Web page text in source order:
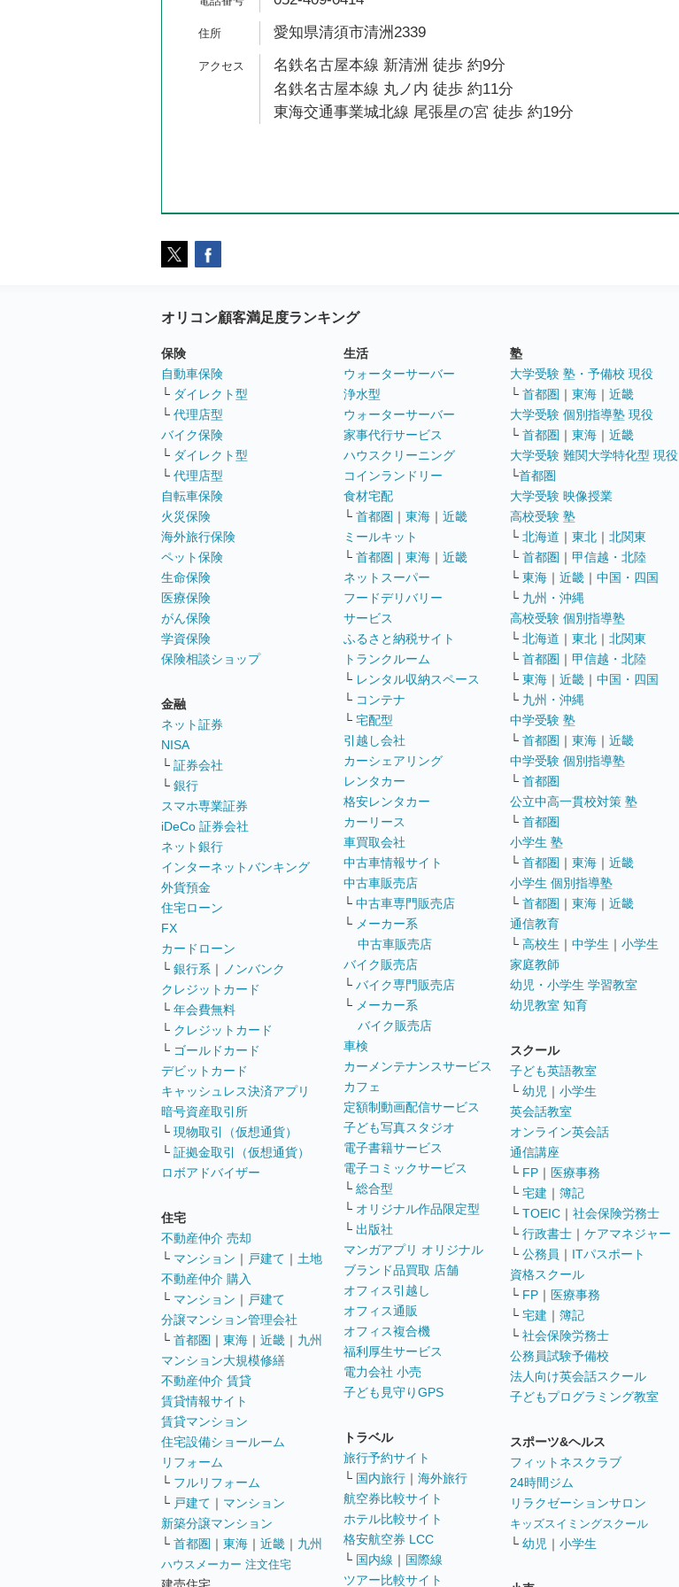
愛知県清須市清洲2339
名鉄名古屋本線 新清洲 徒歩 約9分
名鉄名古屋本線 丸ノ内 徒歩 約11分
東海交通事業城北線 尾張星の宮 徒歩 約19分
オリコン顧客満足度ランキング
保険
自動車保険
└ ダイレクト型
└ 代理店型
バイク保険
└ ダイレクト型
└ 代理店型
自転車保険
火災保険
海外旅行保険
ペット保険
生命保険
医療保険
がん保険
学資保険
保険相談ショップ
金融
ネット証券
NISA
└ 証券会社
└ 銀行
スマホ専業証券
iDeCo 証券会社
ネット銀行
インターネットバンキング
外貨預金
住宅ローン
FX
カードローン
└ 銀行系 ｜
ノンバンク
クレジットカード
└ 年会費無料
└ クレジットカード
└ ゴールドカード
デビットカード
キャッシュレス決済アプリ
暗号資産取引所
└ 現物取引（仮想通貨）
└ 証拠金取引（仮想通貨）
ロボアドバイザー
住宅
不動産仲介 売却
└ マンション ｜ 戸建て ｜ 土地
不動産仲介 購入
└ マンション ｜ 戸建て
分譲マンション管理会社
└ 首都圏 ｜ 東海 ｜ 近畿 ｜ 九州
マンション大規模修繕
不動産仲介 賃貸
賃貸情報サイト
賃貸マンション
住宅設備ショールーム
リフォーム
└ フルリフォーム
└ 戸建て ｜ マンション
新築分譲マンション
└ 首都圏 ｜ 東海 ｜ 近畿 ｜ 九州
ハウスメーカー 注文住宅
生活
ウォーターサーバー
浄水型
ウォーターサーバー
家事代行サービス
ハウスクリーニング
コインランドリー
食材宅配
└ 首都圏 ｜ 東海 ｜ 近畿
ミールキット
└ 首都圏 ｜ 東海 ｜ 近畿
ネットスーパー
フードデリバリー
サービス
ふるさと納税サイト
トランクルーム
└ レンタル収納スペース
└ コンテナ
└ 宅配型
引越し会社
カーシェアリング
レンタカー
格安レンタカー
カーリース
車買取会社
中古車情報サイト
中古車販売店
└ 中古車専門販売店
└ メーカー系
中古車販売店
バイク販売店
└ バイク専門販売店
└ メーカー系
バイク販売店
車検
カーメンテナンスサービス
カフェ
定額制動画配信サービス
子ども写真スタジオ
電子書籍サービス
電子コミックサービス
└ 総合型
└ オリジナル作品限定型
└ 出版社
マンガアプリ オリジナル
ブランド品買取 店舗
オフィス引越し
オフィス通販
オフィス複合機
福利厚生サービス
電力会社 小売
子ども見守りGPS
トラベル
旅行予約サイト
└ 国内旅行 ｜ 海外旅行
航空券比較サイト
ホテル比較サイト
格安航空券 LCC
└ 国内線 ｜ 国際線
ツアー比較サイト
塾
大学受験 塾・予備校 現役
└ 首都圏 ｜ 東海 ｜ 近畿
大学受験 個別指導塾 現役
└ 首都圏 ｜ 東海 ｜ 近畿
大学受験 難関大学特化型 現役
└首都圏
大学受験 映像授業
高校受験 塾
└ 北海道 ｜ 東北 ｜ 北関東
└ 首都圏 ｜ 甲信越・北陸
└ 東海 ｜ 近畿 ｜ 中国・四国
└ 九州・沖縄
高校受験 個別指導塾
└ 北海道 ｜ 東北 ｜ 北関東
└ 首都圏 ｜ 甲信越・北陸
└ 東海 ｜ 近畿 ｜ 中国・四国
└ 九州・沖縄
中学受験 塾
└ 首都圏 ｜ 東海 ｜ 近畿
中学受験 個別指導塾
└ 首都圏
公立中高一貫校対策 塾
└ 首都圏
小学生 塾
└ 首都圏 ｜ 東海 ｜ 近畿
小学生 個別指導塾
└ 首都圏 ｜ 東海 ｜ 近畿
通信教育
└ 高校生 ｜ 中学生 ｜ 小学生
家庭教師
幼児・小学生 学習教室
幼児教室 知育
スクール
子ども英語教室
└ 幼児 ｜ 小学生
英会話教室
オンライン英会話
通信講座
└ FP ｜ 医療事務
└ 宅建 ｜ 簿記
└ TOEIC ｜ 社会保険労務士
└ 行政書士 ｜ ケアマネジャー
└ 公務員 ｜ ITパスポート
資格スクール
└ FP ｜ 医療事務
└ 宅建 ｜ 簿記
└ 社会保険労務士
公務員試験予備校
法人向け英会話スクール
子どもプログラミング教室
スポーツ&ヘルス
フィットネスクラブ
24時間ジム
リラクゼーションサロン
キッズスイミングスクール
└ 幼児 ｜ 小学生